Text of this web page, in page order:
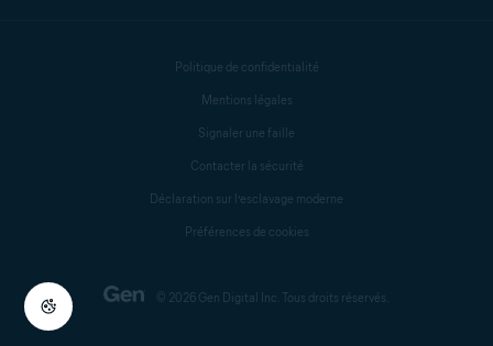
© 2026 Gen Digital Inc. Tous droits réservés.
Politique de confidentialité
Mentions légales
Signaler une faille
Contacter la sécurité
Déclaration sur l’esclavage moderne
Préférences de cookies